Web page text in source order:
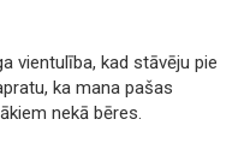
vientulība, kad stāvēju pie
ka mana pašas
nekā bēres.